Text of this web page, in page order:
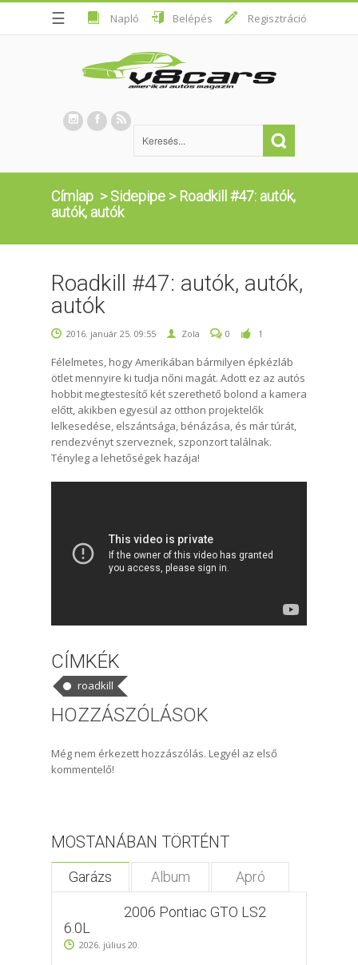
☰ Napló Belépés Regisztráció
Címlap >Sidepipe > Roadkill #47: autók,
autók, autók
Roadkill #47: autók, autók,
autók
2016. január 25. 09:55 Zola 0 1
Félelmetes, hogy Amerikában bármilyen épkézláb
ötlet mennyire ki tudja nőni magát. Adott ez az autós
hobbit megtestesítő két szerethető bolond a kamera
előtt, akikben egyesül az otthon projektelők
lelkesedése, elszántsága, bénázása, és már túrát,
rendezvényt szerveznek, szponzort találnak.
Tényleg a lehetőségek hazája!
CÍMKÉK
roadkill
HOZZÁSZÓLÁSOK
Még nem érkezett hozzászólás. Legyél az első
kommentelő!
MOSTANÁBAN TÖRTÉNT
Garázs Album Apró
2006 Pontiac GTO LS2
6.0L
2026. július 20.